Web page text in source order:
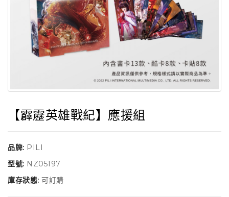
【霹靂英雄戰紀】應援組
品牌: PILI
型號: NZ05197
庫存狀態: 可訂購